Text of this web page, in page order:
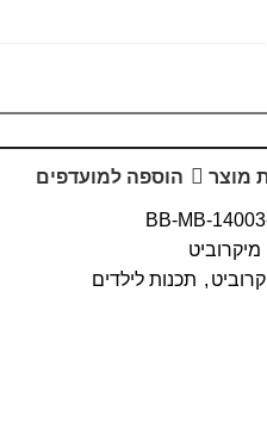
מוצר הוספה למועדפים
BB-MB-
מיקרוביט
, תכנות לילדים